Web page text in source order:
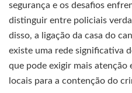
segurança e os desafios
distinguir entre policiais
disso, a ligação da casa do
existe uma rede significativa
que pode exigir mais atenção
locais para a contenção do